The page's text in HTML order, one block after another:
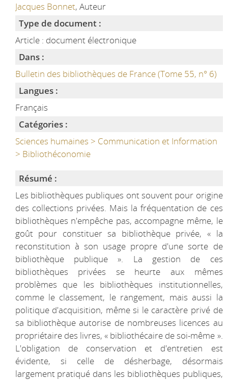
Jacques Bonnet, Auteur
Type de document :
Article : document électronique
Dans :
Bulletin des bibliothèques de France (Tome 55, n° 6)
Langues :
Français
Catégories :
Sciences humaines > Communication et Information
> Bibliothéconomie
Résumé :
Les bibliothèques publiques ont souvent pour origine
des collections privées. Mais la fréquentation de ces
bibliothèques n'empêche pas, accompagne même, le
goût pour constituer sa bibliothèque privée, « la
reconstitution à son usage propre d'une sorte de
bibliothèque publique ». La gestion de ces
bibliothèques privées se heurte aux mêmes
problèmes que les bibliothèques institutionnelles,
comme le classement, le rangement, mais aussi la
politique d'acquisition, même si le caractère privé de
sa bibliothèque autorise de nombreuses licences au
propriétaire des livres, « bibliothécaire de soi-même ».
L'obligation de conservation et d'entretien est
évidente, si celle de désherbage, désormais
largement pratiqué dans les bibliothèques publiques,